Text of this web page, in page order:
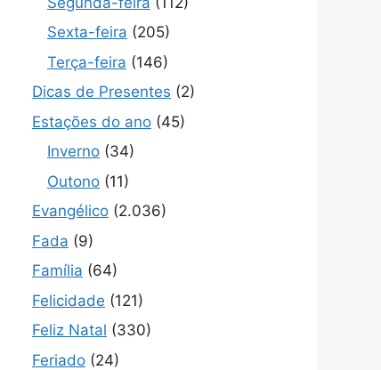
Sexta-feira (205)
Terça-feira (146)
Dicas de Presentes (2)
Estações do ano (45)
Inverno (34)
Outono (11)
Evangélico (2.036)
Fada (9)
Família (64)
Felicidade (121)
Feliz Natal (330)
Feriado (24)